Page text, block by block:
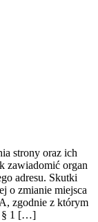
strony oraz ich
zawiadomić organ
adresu. Skutki
o zmianie miejsca
zgodnie z którym
§ 1 […]